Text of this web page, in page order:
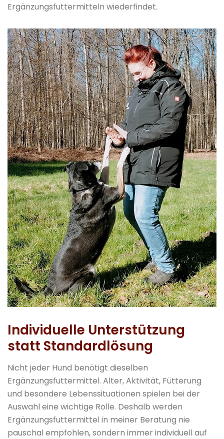
Ergänzungsfuttermitteln wiederfindet.
Individuelle Unterstützung
statt Standardlösung
Nicht jeder Hund benötigt dieselben
Ergänzungsfuttermittel. Alter, Aktivität, Fütterung
und besondere Lebenssituationen spielen bei der
Auswahl eine wichtige Rolle. Deshalb werden
Ergänzungsfuttermittel in meiner Beratung nie
pauschal empfohlen, sondern immer individuell auf